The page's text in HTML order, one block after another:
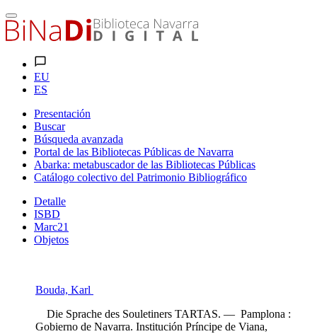
EU
ES
Presentación
Buscar
Búsqueda avanzada
Portal de las Bibliotecas Públicas de Navarra
Abarka: metabuscador de las Bibliotecas Públicas
Catálogo colectivo del Patrimonio Bibliográfico
Detalle
ISBD
Marc21
Objetos
Bouda, Karl
Die Sprache des Souletiners TARTAS. — Pamplona :
Gobierno de Navarra. Institución Príncipe de Viana,